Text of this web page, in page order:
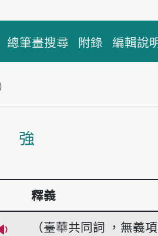
總筆畫搜尋 附錄 編輯說
強
釋義
（臺華共同詞 ，無義項